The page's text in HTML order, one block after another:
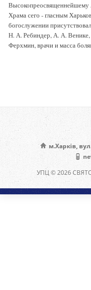
Высокопреосвященнейшему
Храма сего - гласным
богослужении
Н. А. Ребиндер, А. А.
Ферхмин, врачи и масса
м.Харків,
УПЦ © 2026